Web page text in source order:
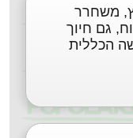
משחרר
גם חיוך
הכללית